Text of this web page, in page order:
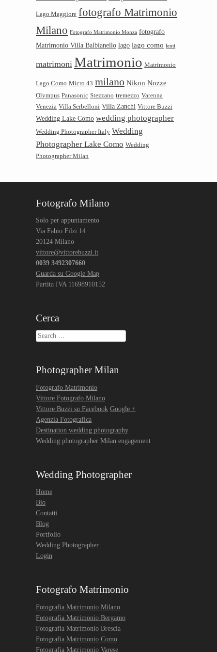
Lago Maggiore fotografo Matrimonio
Milano Fotografo Matrimonio Monza fotografo
Matrimonio Villa Balbianello lago lago como lenti
matrimoni Matrimonio Matrimonio
Lago Como Micro 43 milano Nikon Nozze
Olympus Panasonic Stezzano tremezzo Varenna
Venezia Villa Serbelloni Villa Zanchi Vittore Buzzi
Wedding Lake Como wedding photographer
Wedding Photographer Italy Wedding
Photographer Lake Como Wedding
Photographer Milan
Fotografo Milano
Solo per appuntamento
Via Fabio Filzi 14
20124 Milano
vittore@vittorebuzzi.it
0039 3492307660
Guarda su Google Map
Partita IVA 11698910152
Cerca
Search
Photographer Milan
Fotografo Matrimonio
Vittore Fotografo Milano
Vittore Buzzi su Facebook Google +
Agenzia Fotografica
Destination wedding photography
Wedding photographer Milan engagement
Wedding Photographer
Home
Bio
Contatti
Blog
Portfolio
Wedding Photographer
Login
Fotografo Matrimonio
Fotografia Matrimonio Milano
Fotografia Matrimonio Bergamo
Fotografia Matrimonio Brescia
Fotografia Matrimonio Como
Fotografia Matrimonio Varese